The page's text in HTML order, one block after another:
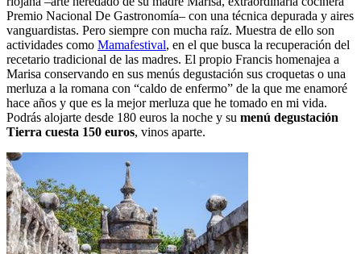
Premio Nacional De Gastronomía– con una técnica depurada y aires
vanguardistas. Pero siempre con mucha raíz. Muestra de ello son
actividades como Mamafestival, en el que busca la recuperación del
recetario tradicional de las madres. El propio Francis homenajea a
Marisa conservando en sus menús degustación sus croquetas o una
merluza a la romana con “caldo de enfermo” de la que me enamoré
hace años y que es la mejor merluza que he tomado en mi vida.
Podrás alojarte desde 180 euros la noche y su menú degustación
Tierra cuesta 150 euros, vinos aparte.